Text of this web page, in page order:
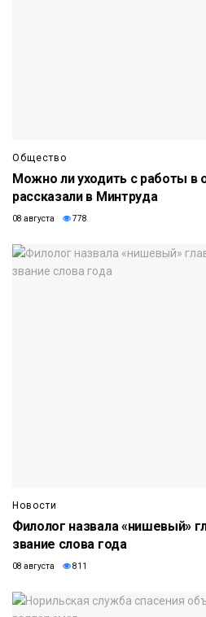
Общество
Можно ли уходить с работы в
рассказали в Минтруда
08 августа 778
Новости
Филолог назвала «нишевый»
звание слова года
08 августа 811